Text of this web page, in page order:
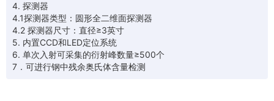
4. 探测器
4.1探测器类型：圆形全二维面探测器
4.2 探测器尺寸：直径≥3英寸
5. 内置CCD和LED定位系统
6. 单次入射可采集的衍射峰数量≥500个
7．可进行钢中残余奥氏体含量检测